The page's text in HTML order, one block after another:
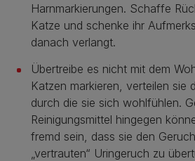
Harnmarkierungen. Schaffe
Katze und schenke ihr
danach verlangt.
Übertreibe es nicht mit dem
Katzen markieren, verteilen sie
durch die sie sich wohlfühlen.
Reinigungsmittel hingegen
fremd sein, dass sie den
„vertrauten“ Uringeruch zu